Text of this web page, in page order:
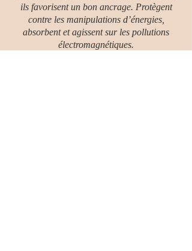
ils favorisent un bon ancrage. Protègent
contre les manipulations d’énergies,
absorbent et agissent sur les pollutions
électromagnétiques.